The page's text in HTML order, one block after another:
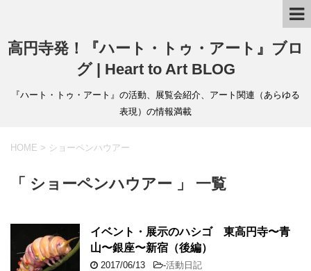
高円寺発！『ハート・トゥ・アート』ブロ
グ | Heart to Art BLOG
『ハート・トゥ・アート』の活動、展覧会紹介、アート関連（あらゆる
表現）の情報満載
HOME > ショーペンハウアー
「 ショーペンハウアー 」 一覧
イベント・展示のハシゴ 東高円寺〜青
山〜銀座〜新宿（後編）
2017/06/13 -活動日記